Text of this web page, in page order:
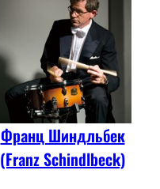
Франц Шиндльбек
(Franz Schindlbeck)